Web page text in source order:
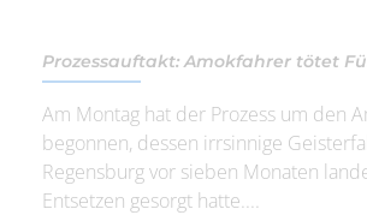
Prozessauftakt: Amokfahrer tötet
Am Montag hat der Prozess um den
begonnen, dessen irrsinnige
Regensburg vor sieben Monaten
Entsetzen gesorgt hatte....